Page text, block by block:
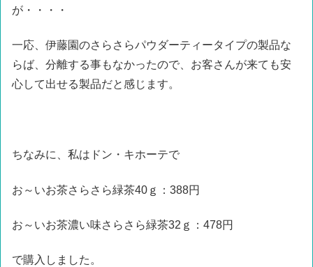
が・・・・
一応、伊藤園のさらさらパウダーティータイプの製品な
らば、分離する事もなかったので、お客さんが来ても安
心して出せる製品だと感じます。
ちなみに、私はドン・キホーテで
お～いお茶さらさら緑茶40ｇ：388円
お～いお茶濃い味さらさら緑茶32ｇ：478円
で購入しました。